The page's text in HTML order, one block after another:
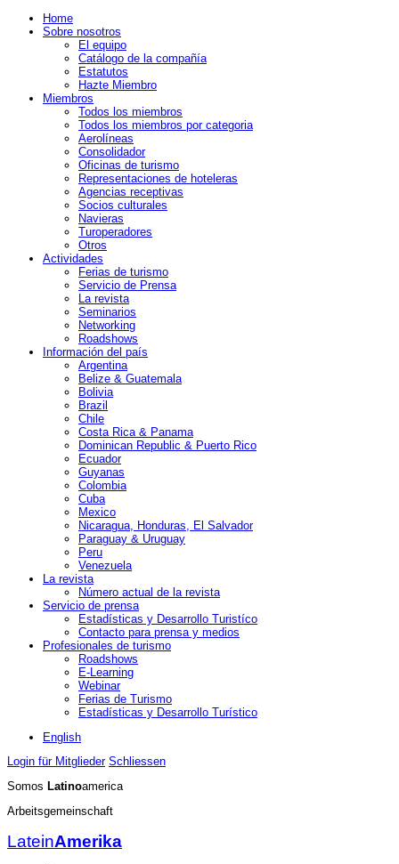
Home
Sobre nosotros
El equipo
Catálogo de la compañía
Estatutos
Hazte Miembro
Miembros
Todos los miembros
Todos los miembros por categoria
Aerolíneas
Consolidador
Oficinas de turismo
Representaciones de hoteleras
Agencias receptivas
Socios culturales
Navieras
Turoperadores
Otros
Actividades
Ferias de turismo
Servicio de Prensa
La revista
Seminarios
Networking
Roadshows
Información del país
Argentina
Belize & Guatemala
Bolivia
Brazil
Chile
Costa Rica & Panama
Dominican Republic & Puerto Rico
Ecuador
Guyanas
Colombia
Cuba
Mexico
Nicaragua, Honduras, El Salvador
Paraguay & Uruguay
Peru
Venezuela
La revista
Número actual de la revista
Servicio de prensa
Estadísticas y Desarrollo Turistíco
Contacto para prensa y medios
Profesionales de turismo
Roadshows
E-Learning
Webinar
Ferias de Turismo
Estadísticas y Desarrollo Turístico
English
Login für Mitglieder Schliessen
Somos Latinoamerica
Arbeitsgemeinschaft
LateinAmerika